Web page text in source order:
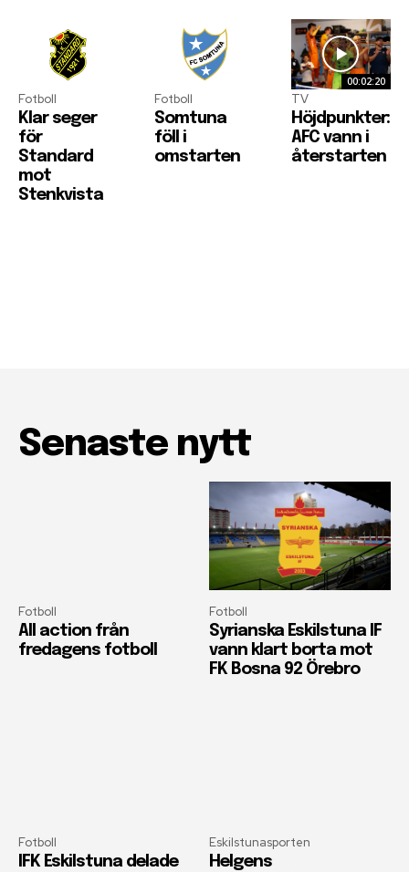
Fotboll
Klar seger
för
Standard
mot
Stenkvista
Fotboll
Somtuna
föll i
omstarten
00:02:20
TV
Höjdpunkter:
AFC vann i
återstarten
Senaste nytt
Fotboll
All action från
fredagens fotboll
Fotboll
Syrianska Eskilstuna IF
vann klart borta mot
FK Bosna 92 Örebro
Fotboll
IFK Eskilstuna delade
Eskilstunasporten
Helgens